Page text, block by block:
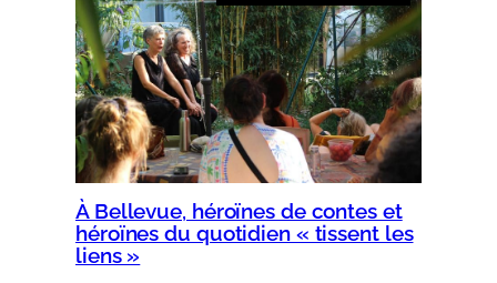
À Bellevue, héroïnes de contes et
héroïnes du quotidien « tissent les
liens »